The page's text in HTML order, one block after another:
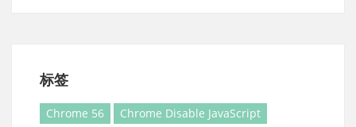
标签
Chrome 56
Chrome Disable JavaScript